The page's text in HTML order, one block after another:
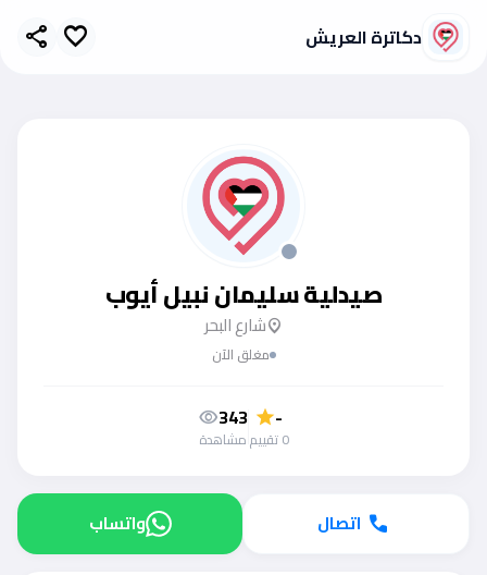
دكاترة العريش favorite
share
صيدلية سليمان نبيل أيوب
location_onشارع البحر
مغلق الآن
-
star
0 تقييم
343
visibility
مشاهدة
call اتصال واتساب